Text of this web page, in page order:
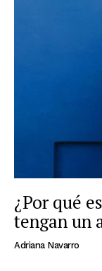
¿Por qué
tengan un
Adriana Navarro